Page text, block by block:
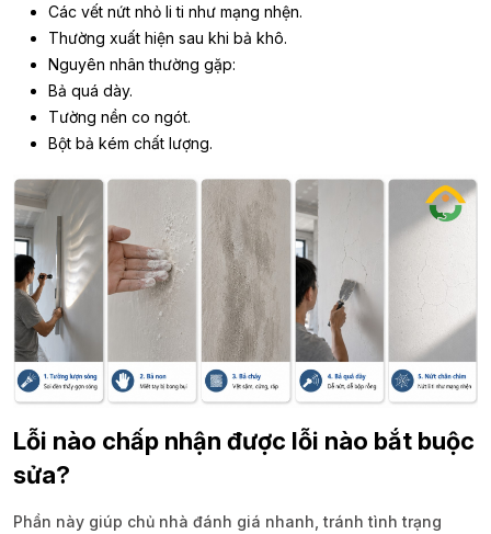
Các vết nứt nhỏ li ti như mạng nhện.
Thường xuất hiện sau khi bả khô.
Nguyên nhân thường gặp:
Bả quá dày.
Tường nền co ngót.
Bột bả kém chất lượng.
Lỗi nào chấp nhận được lỗi nào bắt buộc
sửa?
Phần này giúp chủ nhà đánh giá nhanh, tránh tình trạng